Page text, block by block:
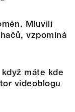
Mluvili
vzpomíná
máte kde
videoblogu